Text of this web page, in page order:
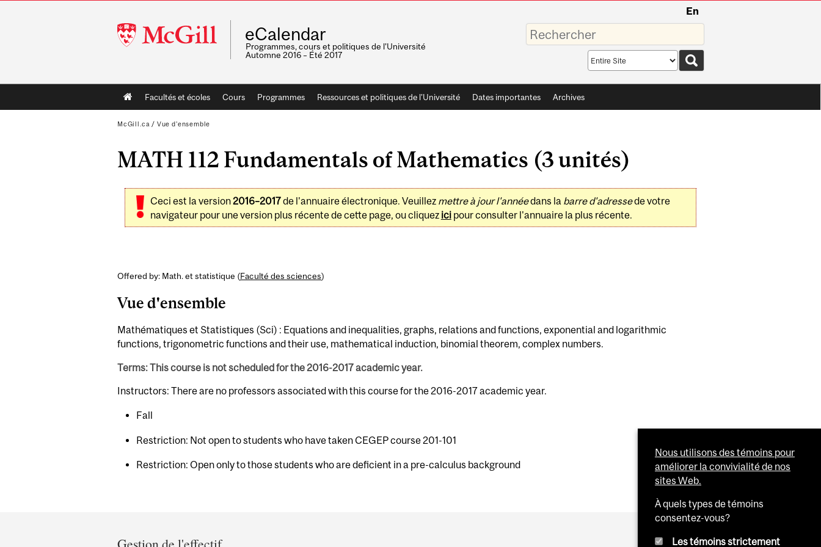
McGill
University
En
eCalendar
Programmes, cours et politiques de l'Université
Automne 2016 – Été 2017
Saisissez
vos
mots-
Search
scope
Main
navigation
Facultés et écoles Cours Programmes Ressources et politiques de l'Université Dates importantes Archives
McGill.ca / Vue d'ensemble
MATH 112 Fundamentals of Mathematics (3 unités)
Ceci est la version2016–2017de l'annuaire électronique. Veuillez mettre à jour l'annéedans la barre d'adressede votre
navigateur pour une version plus récente de cette page, ou cliquez icipour consulter l'annuaire la plus récente.
Offered by: Math. et statistique (Faculté des sciences)
Vue d'ensemble
Mathématiques et Statistiques (Sci) : Equations and inequalities, graphs, relations and functions, exponential and logarithmic
functions, trigonometric functions and their use, mathematical induction, binomial theorem, complex numbers.
Terms: This course is not scheduled for the 2016-2017 academic year.
Instructors: There are no professors associated with this course for the 2016-2017 academic year.
Fall
Restriction: Not open to students who have taken CEGEP course 201-101
Restriction: Open only to those students who are deficient in a pre-calculus background
and
Nous utilisons des témoins pour
améliorer la convivialité de nos
sites Web.
À quels types de témoins
consentez-vous?
Les témoins strictement